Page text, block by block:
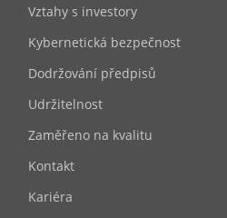
Vztahy s investory
Kybernetická bezpečnost
Dodržování předpisů
Udržitelnost
Zaměřeno na kvalitu
Kontakt
Kariéra